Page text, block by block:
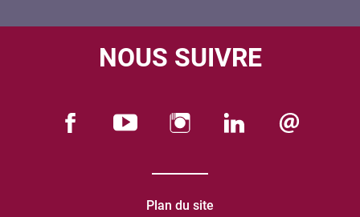
NOUS SUIVRE
Plan du site